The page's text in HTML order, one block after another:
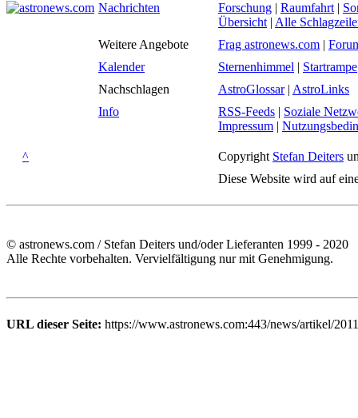
Nachrichten Forschung | Raumfahrt |
Übersicht | Alle
Weitere Angebote
Frag astronews.com |
Kalender
Sternenhimmel | Startrampe
Nachschlagen
AstroGlossar| AstroLinks
Info
RSS-Feeds | Soziale
Impressum |
^ Copyright Stefan Deiters
Diese Website wird auf
© astronews.com / Stefan Deiters und/oder Lieferanten 1999 - 2020
Alle Rechte vorbehalten. Vervielfältigung nur mit Genehmigung.
URL dieser Seite: https://www.astronews.com:443/news/artikel/